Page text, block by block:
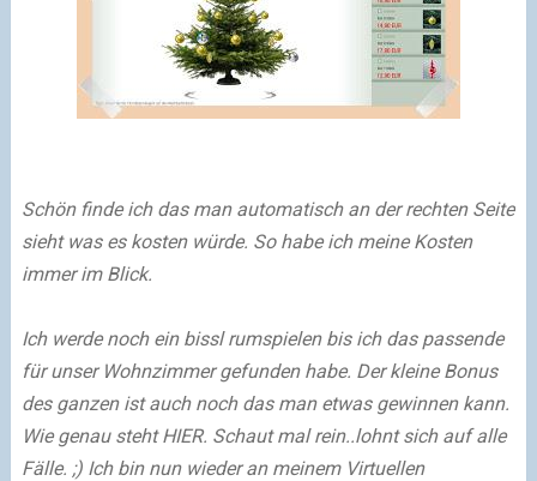
Schön finde ich das man automatisch an der rechten Seite
sieht was es kosten würde. So habe ich meine Kosten
immer im Blick.
Ich werde noch ein bissl rumspielen bis ich das passende
für unser Wohnzimmer gefunden habe. Der kleine Bonus
des ganzen ist auch noch das man etwas gewinnen kann.
Wie genau steht HIER. Schaut mal rein..lohnt sich auf alle
Fälle. ;) Ich bin nun wieder an meinem Virtuellen